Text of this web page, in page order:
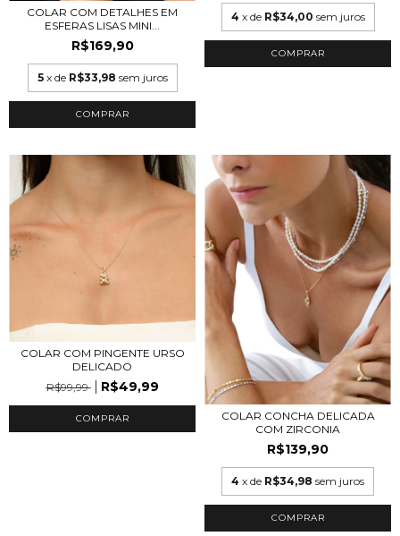
COLAR COM DETALHES EM
ESFERAS LISAS MINI...
R$169,90
5 x de R$33,98 sem juros
COMPRAR
4 x de R$34,00 sem juros
COMPRAR
COLAR COM PINGENTE URSO
DELICADO
R$99,99
R$49,99
COMPRAR
COLAR CONCHA DELICADA
COM ZIRCONIA
R$139,90
4 x de R$34,98 sem juros
COMPRAR